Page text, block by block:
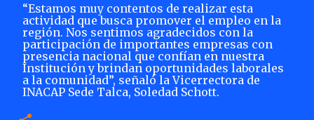
“Estamos muy contentos de realizar esta
actividad que busca promover el empleo en la
región. Nos sentimos agradecidos con la
participación de importantes empresas con
presencia nacional que confían en nuestra
Institución y brindan oportunidades laborales
a la comunidad”, señaló la Vicerrectora de
INACAP Sede Talca, Soledad Schott.